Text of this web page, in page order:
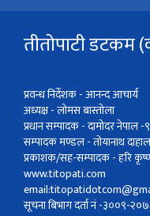
तीतोपाटी डटकम
प्रवन्ध निर्देशक - आनन्द आचार्य
अध्यक्ष - लोमस बास्तोला
प्रधान सम्पादक - दामोदर नेपाल
सम्पादक मण्डल - तोयानाथ
प्रकाशक/सह-सम्पादक - हरि
www.titopati.com
email:
सूचना बिभाग दर्ता नं -३००९-